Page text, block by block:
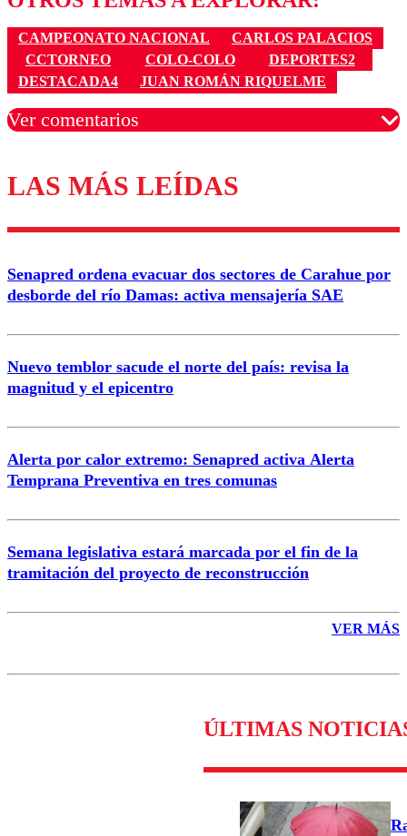
CAMPEONATO NACIONAL
CARLOS PALACIOS
CCTORNEO
COLO-COLO
DEPORTES2
DESTACADA4
JUAN ROMÁN RIQUELME
Ver comentarios
Los comentarios son moderados para garantizar un
diálogo respetuoso.
Nombre
Correo
LAS MÁS LEÍDAS
Senapred ordena evacuar dos sectores de Carahue por
desborde del río Damas: activa mensajería SAE
Nuevo temblor sacude el norte del país: revisa la
magnitud y el epicentro
Alerta por calor extremo: Senapred activa Alerta
Temprana Preventiva en tres comunas
Semana legislativa estará marcada por el fin de la
tramitación del proyecto de reconstrucción
VER MÁS
ÚLTIMAS